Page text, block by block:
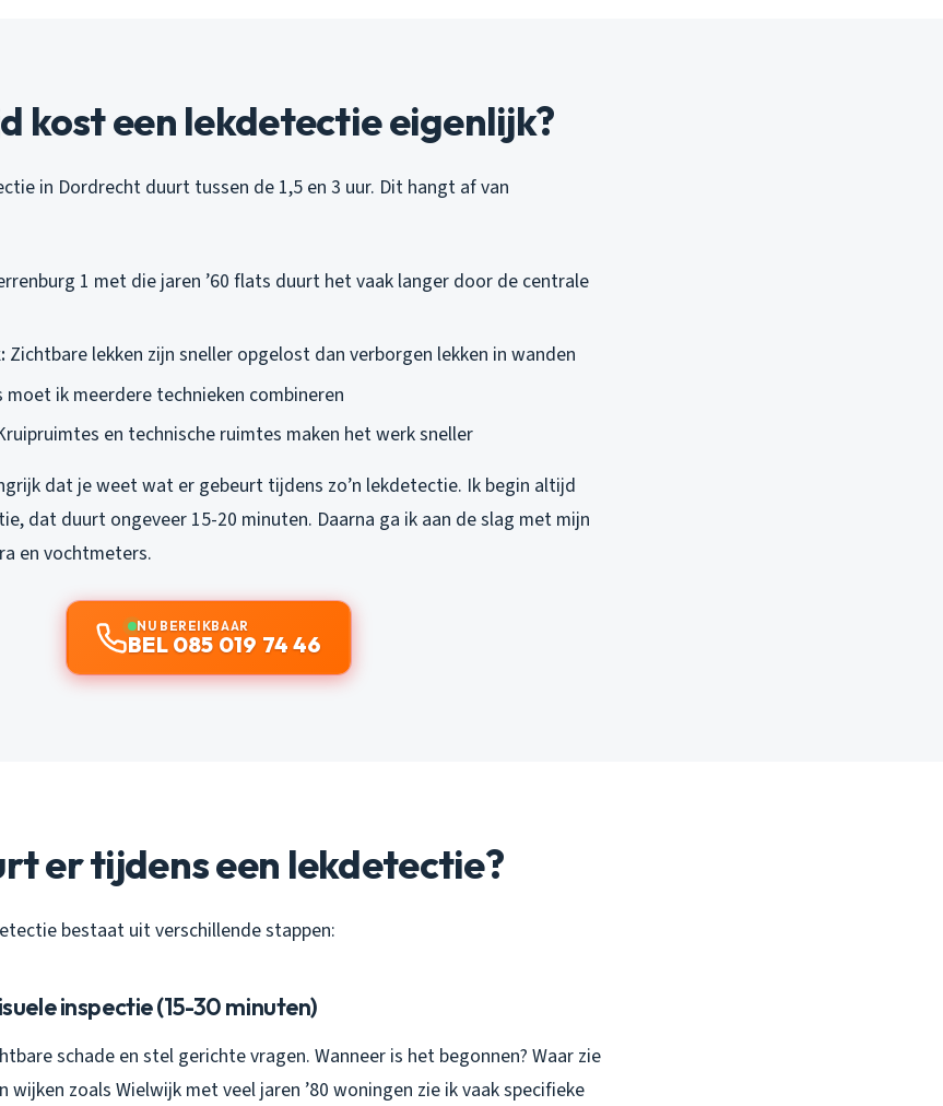
kost een lekdetectie eigenlijk?
in Dordrecht duurt tussen de 1,5 en 3 uur. Dit hangt af van
1 met die jaren ’60 flats duurt het vaak langer door de centrale
Zichtbare lekken zijn sneller opgelost dan verborgen lekken in wanden
moet ik meerdere technieken combineren
en technische ruimtes maken het werk sneller
dat je weet wat er gebeurt tijdens zo’n lekdetectie. Ik begin altijd
dat duurt ongeveer 15-20 minuten. Daarna ga ik aan de slag met mijn
en vochtmeters.
NU BEREIKBAAR
BEL 085 019 74 46
er tijdens een lekdetectie?
bestaat uit verschillende stappen:
inspectie (15-30 minuten)
schade en stel gerichte vragen. Wanneer is het begonnen? Waar zie
wijken zoals Wielwijk met veel jaren ’80 woningen zie ik vaak specifieke